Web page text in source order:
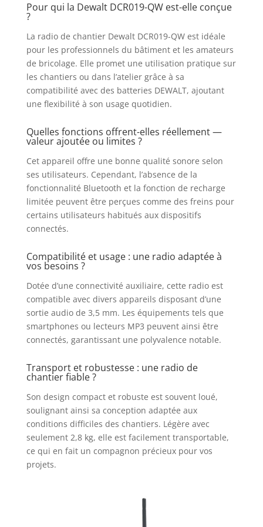
Pour qui la Dewalt DCR019-QW est-elle conçue
?
La radio de chantier Dewalt DCR019-QW est idéale
pour les professionnels du bâtiment et les amateurs
de bricolage. Elle promet une utilisation pratique sur
les chantiers ou dans l’atelier grâce à sa
compatibilité avec des batteries DEWALT, ajoutant
une flexibilité à son usage quotidien.
Quelles fonctions offrent-elles réellement —
valeur ajoutée ou limites ?
Cet appareil offre une bonne qualité sonore selon
ses utilisateurs. Cependant, l’absence de la
fonctionnalité Bluetooth et la fonction de recharge
limitée peuvent être perçues comme des freins pour
certains utilisateurs habitués aux dispositifs
connectés.
Compatibilité et usage : une radio adaptée à
vos besoins ?
Dotée d’une connectivité auxiliaire, cette radio est
compatible avec divers appareils disposant d’une
sortie audio de 3,5 mm. Les équipements tels que
smartphones ou lecteurs MP3 peuvent ainsi être
connectés, garantissant une polyvalence notable.
Transport et robustesse : une radio de
chantier fiable ?
Son design compact et robuste est souvent loué,
soulignant ainsi sa conception adaptée aux
conditions difficiles des chantiers. Légère avec
seulement 2,8 kg, elle est facilement transportable,
ce qui en fait un compagnon précieux pour vos
projets.